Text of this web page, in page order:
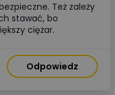
Też zależy
stawać, bo
ciężar.
Odpowiedz